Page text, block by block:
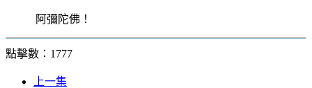
阿彌陀佛！
點擊數：1777
上一集